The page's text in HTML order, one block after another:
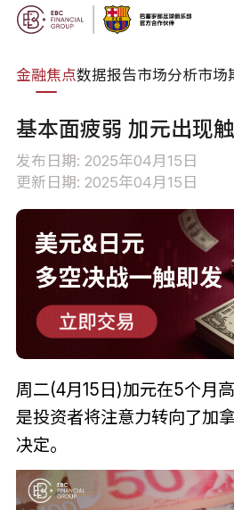
金融焦点数据报告市场分析市场
基本面疲弱 加元出现
发布日期: 2025年04月15日
更新日期: 2025年04月15日
周二(4月15日)加元在5个月
是投资者将注意力转向了加
决定。